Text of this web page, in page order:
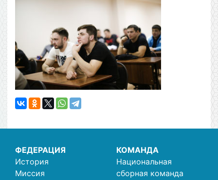
ФЕДЕРАЦИЯ
История
Миссия
КОМАНДА
Национальная
сборная команда